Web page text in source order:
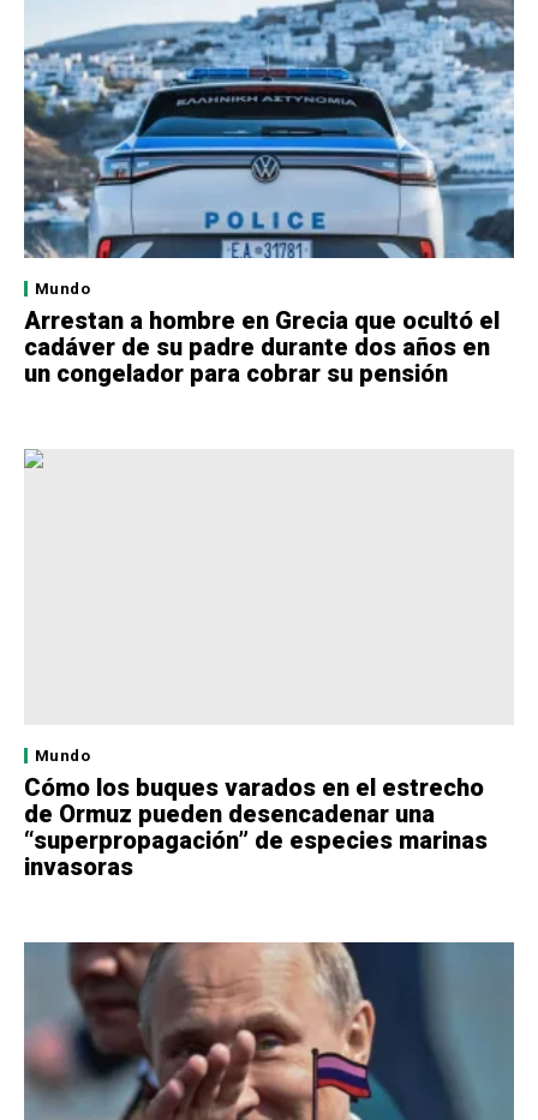
Mundo
Arrestan a hombre en Grecia que ocultó el
cadáver de su padre durante dos años en
un congelador para cobrar su pensión
Mundo
Cómo los buques varados en el estrecho
de Ormuz pueden desencadenar una
“superpropagación” de especies marinas
invasoras